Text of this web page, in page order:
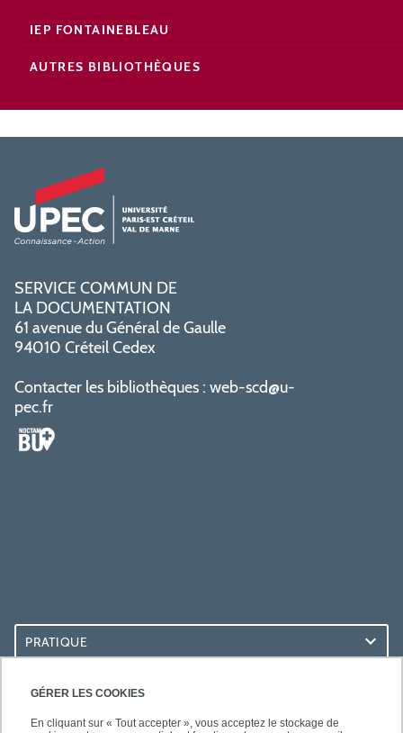
GÉRER LES COOKIES
En cliquant sur « Tout accepter », vous acceptez le stockage de
IEP FONTAINEBLEAU
AUTRES BIBLIOTHÈQUES
SERVICE COMMUN DE
LA DOCUMENTATION
61 avenue du Général de Gaulle
94010 Créteil Cedex
Contacter les bibliothèques : web-scd@u-
pec.fr
PRATIQUE
ACCÈS RAPIDES